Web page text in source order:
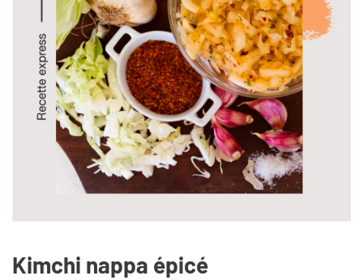
Kimchi nappa épicé